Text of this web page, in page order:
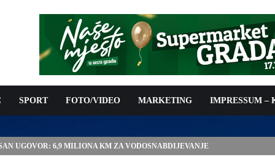
SPORT FOTO/VIDEO MARKETING IMPRESSUM –
UGOVOR: 6,9 MILIONA KM ZA VODOSNABDIJEVANJE